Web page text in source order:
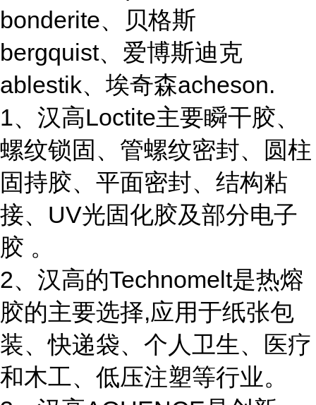
bonderite、贝格斯
bergquist、爱博斯迪克
ablestik、埃奇森acheson.
1、汉高Loctite主要瞬干胶、
螺纹锁固、管螺纹密封、圆柱
固持胶、平面密封、结构粘
接、UV光固化胶及部分电子
胶 。
2、汉高的Technomelt是热熔
胶的主要选择,应用于纸张包
装、快递袋、个人卫生、医疗
和木工、低压注塑等行业。